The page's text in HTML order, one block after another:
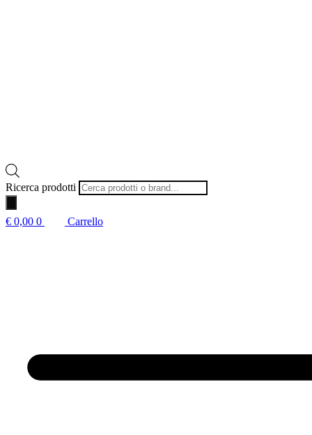
Ricerca prodotti
€ 0,00 0 Carrello